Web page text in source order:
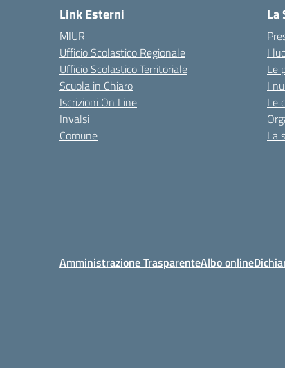
Link Esterni
MIUR
Ufficio Scolastico Regionale
Ufficio Scolastico Territoriale
Scuola in Chiaro
Iscrizioni On Line
Invalsi
Comune
La
I
Le
I
Le
La
Amministrazione TrasparenteAlbo online